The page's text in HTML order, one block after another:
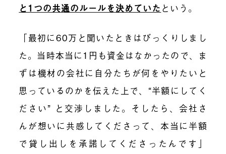
と1つの共通のルールを決めていた という。
「最初に60万と聞いたときはびっくりしまし
た。当時本当に1円も資金はなかったので、ま
ずは機材の会社に自分たちが何をやりたいと
思っているのかを伝えた上で、“半額にしてく
ださい” と交渉しました。そしたら、会社さ
んが想いに共感してくださって、本当に半額
で貸し出しを承諾してくださったんです」